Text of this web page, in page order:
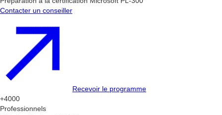
Contacter un conseiller
Recevoir le programme
+4000
Professionnels